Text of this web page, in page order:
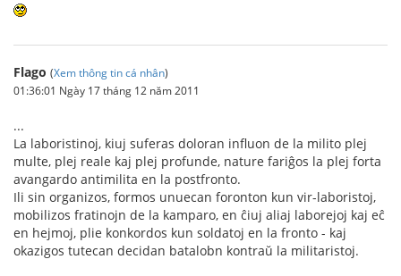
Flago (Xem thông tin cá nhân)
01:36:01 Ngày 17 tháng 12 năm 2011
...
La laboristinoj, kiuj suferas doloran influon de la milito plej
multe, plej reale kaj plej profunde, nature fariĝos la plej forta
avangardo antimilita en la postfronto.
Ili sin organizos, formos unuecan foronton kun vir-laboristoj,
mobilizos fratinojn de la kamparo, en ĉiuj aliaj laborejoj kaj eĉ
en hejmoj, plie konkordos kun soldatoj en la fronto - kaj
okazigos tutecan decidan batalobn kontraŭ la militaristoj.